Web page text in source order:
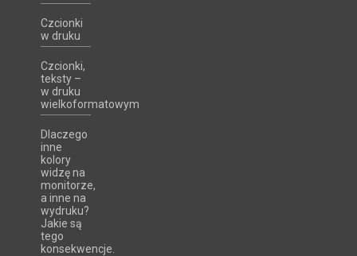
Czcionki
w druku
Czcionki,
teksty –
w druku
wielkoformatowym
Dlaczego
inne
kolory
widzę na
monitorze,
a inne na
wydruku?
Jakie są
tego
konsekwencje.